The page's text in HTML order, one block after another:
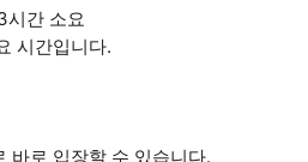
시간 소요
시간입니다.
바로 입장할 수 있습니다.